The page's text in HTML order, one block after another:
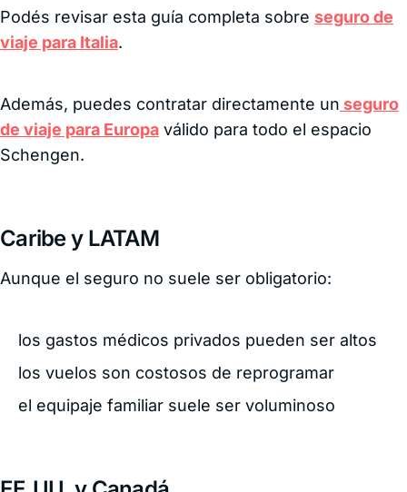
Podés revisar esta guía completa sobre seguro de
viaje para Italia.
Además, puedes contratar directamente un seguro
de viaje para Europa válido para todo el espacio
Schengen.
Caribe y LATAM
Aunque el seguro no suele ser obligatorio:
los gastos médicos privados pueden ser altos
los vuelos son costosos de reprogramar
el equipaje familiar suele ser voluminoso